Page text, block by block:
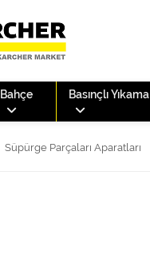
Bahçe Basınçlı Yıkama
Süpürge Parçaları Aparatları